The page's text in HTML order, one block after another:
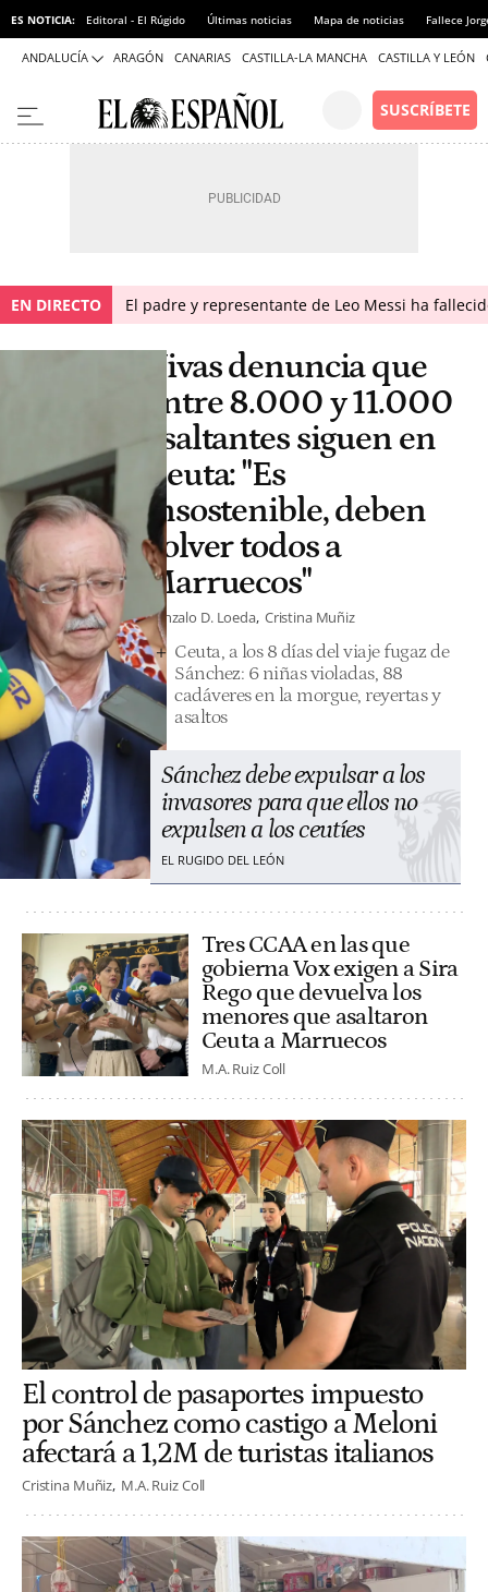
ES NOTICIA: Editoral - El Rúgido Últimas noticias Mapa de noticias Fallece
ANDALUCÍA ARAGÓN CANARIAS CASTILLA-LA MANCHA CASTILLA Y LEÓN
EN DIRECTO El padre y representante de Leo Messi ha
Vivas denuncia que
entre 8.000 y 11.000
asaltantes siguen en
Ceuta: "Es
insostenible, deben
volver todos a
Marruecos"
Gonzalo D. Loeda Cristina Muñiz
Ceuta, a los 8 días del viaje fugaz de
Sánchez: 6 niñas violadas, 88
cadáveres en la morgue, reyertas y
asaltos
Sánchez debe expulsar a los
invasores para que ellos no
expulsen a los ceutíes
EL RUGIDO DEL LEÓN
Tres CCAA en las que
gobierna Vox exigen a Sira
Rego que devuelva los
menores que asaltaron
Ceuta a Marruecos
M.A. Ruiz Coll
El control de pasaportes impuesto
por Sánchez como castigo a Meloni
afectará a 1,2M de turistas italianos
Cristina Muñiz M.A. Ruiz Coll